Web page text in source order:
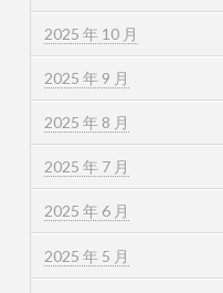
2025 年 10 月
2025 年 9 月
2025 年 8 月
2025 年 7 月
2025 年 6 月
2025 年 5 月